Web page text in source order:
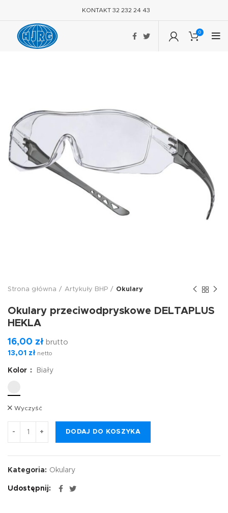
KONTAKT 32 232 24 43
0
Strona główna Artykuły BHP Okulary
Okulary przeciwodpryskowe DELTAPLUS
HEKLA
16,00 zł brutto
13,01 zł netto
Kolor Biały
Wyczyść
DODAJ DO KOSZYKA
Kategoria: Okulary
Udostępnij